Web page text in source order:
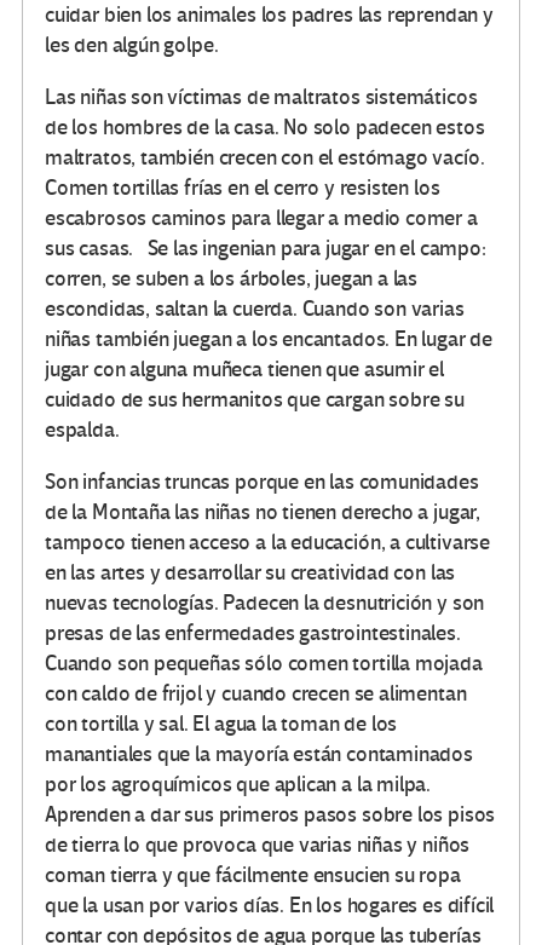
cuidar bien los animales los padres las reprendan y
les den algún golpe.
Las niñas son víctimas de maltratos sistemáticos
de los hombres de la casa. No solo padecen estos
maltratos, también crecen con el estómago vacío.
Comen tortillas frías en el cerro y resisten los
escabrosos caminos para llegar a medio comer a
sus casas. Se las ingenian para jugar en el campo:
corren, se suben a los árboles, juegan a las
escondidas, saltan la cuerda. Cuando son varias
niñas también juegan a los encantados. En lugar de
jugar con alguna muñeca tienen que asumir el
cuidado de sus hermanitos que cargan sobre su
espalda.
Son infancias truncas porque en las comunidades
de la Montaña las niñas no tienen derecho a jugar,
tampoco tienen acceso a la educación, a cultivarse
en las artes y desarrollar su creatividad con las
nuevas tecnologías. Padecen la desnutrición y son
presas de las enfermedades gastrointestinales.
Cuando son pequeñas sólo comen tortilla mojada
con caldo de frijol y cuando crecen se alimentan
con tortilla y sal. El agua la toman de los
manantiales que la mayoría están contaminados
por los agroquímicos que aplican a la milpa.
Aprenden a dar sus primeros pasos sobre los pisos
de tierra lo que provoca que varias niñas y niños
coman tierra y que fácilmente ensucien su ropa
que la usan por varios días. En los hogares es difícil
contar con depósitos de agua porque las tuberías